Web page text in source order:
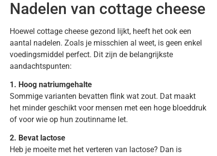
Nadelen van cottage cheese
Hoewel cottage cheese gezond lijkt, heeft het ook een
aantal nadelen. Zoals je misschien al weet, is geen enkel
voedingsmiddel perfect. Dit zijn de belangrijkste
aandachtspunten:
1. Hoog natriumgehalte
Sommige varianten bevatten flink wat zout. Dat maakt
het minder geschikt voor mensen met een hoge bloeddruk
of voor wie op hun zoutinname let.
2. Bevat lactose
Heb je moeite met het verteren van lactose? Dan is